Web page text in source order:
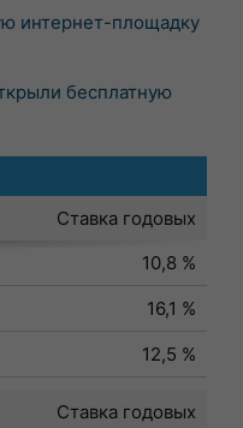
интернет-площадку
бесплатную
Ставка годовых
10,8 %
16,1 %
12,5 %
Ставка годовых